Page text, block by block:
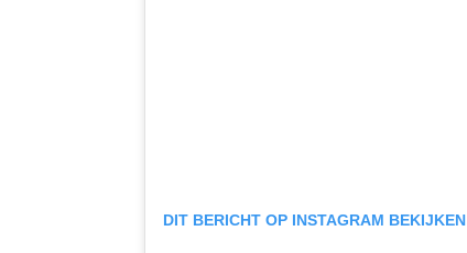
DIT BERICHT OP INSTAGRAM BEKIJKEN